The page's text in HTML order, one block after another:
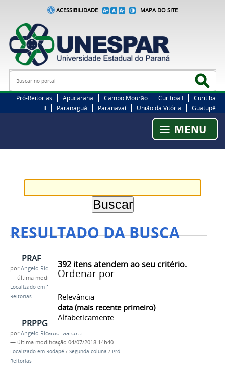
ACESSIBILIDADE MAPA DO SITE
Busca
Pró-Reitorias Apucarana Campo Mourão Curitiba I
Curitiba
II
Paranaguá Paranavaí União da Vitória Guatupê
RESULTADO DA BUSCA
392itens atendem ao seu critério.
Ordenar por
Relevância
data (mais recente primeiro)
Alfabeticamente
PRAF
porAngelo Ricardo Marcotti
— última modificação04/07/2018 14h41
Localizado em Rodapé
Reitorias
PRPPG
porAngelo Ricardo Marcotti
— última modificação 04/07/2018 14h40
Localizado em Rodapé / Segunda coluna / Pró-
Reitorias